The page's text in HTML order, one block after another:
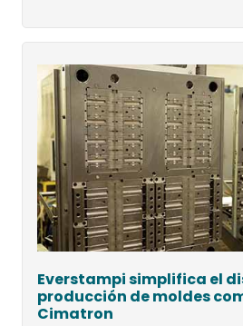
Everstampi simplifica el
producción de moldes
Cimatron